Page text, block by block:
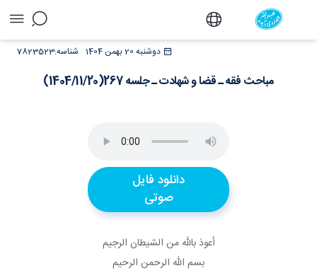
مباحث فقه ـ قضا و شهادت ـ جلسه
دوشنبه 20 بهمن 1404 7823523شناسه:
مباحث فقه ـ قضا و شهادت ـ جلسه 267(1404/11/20)
دانلود فایل
صوتی
أعوذ بالله من الشيطان الرجيم
بسم الله الرحمن الرحيم